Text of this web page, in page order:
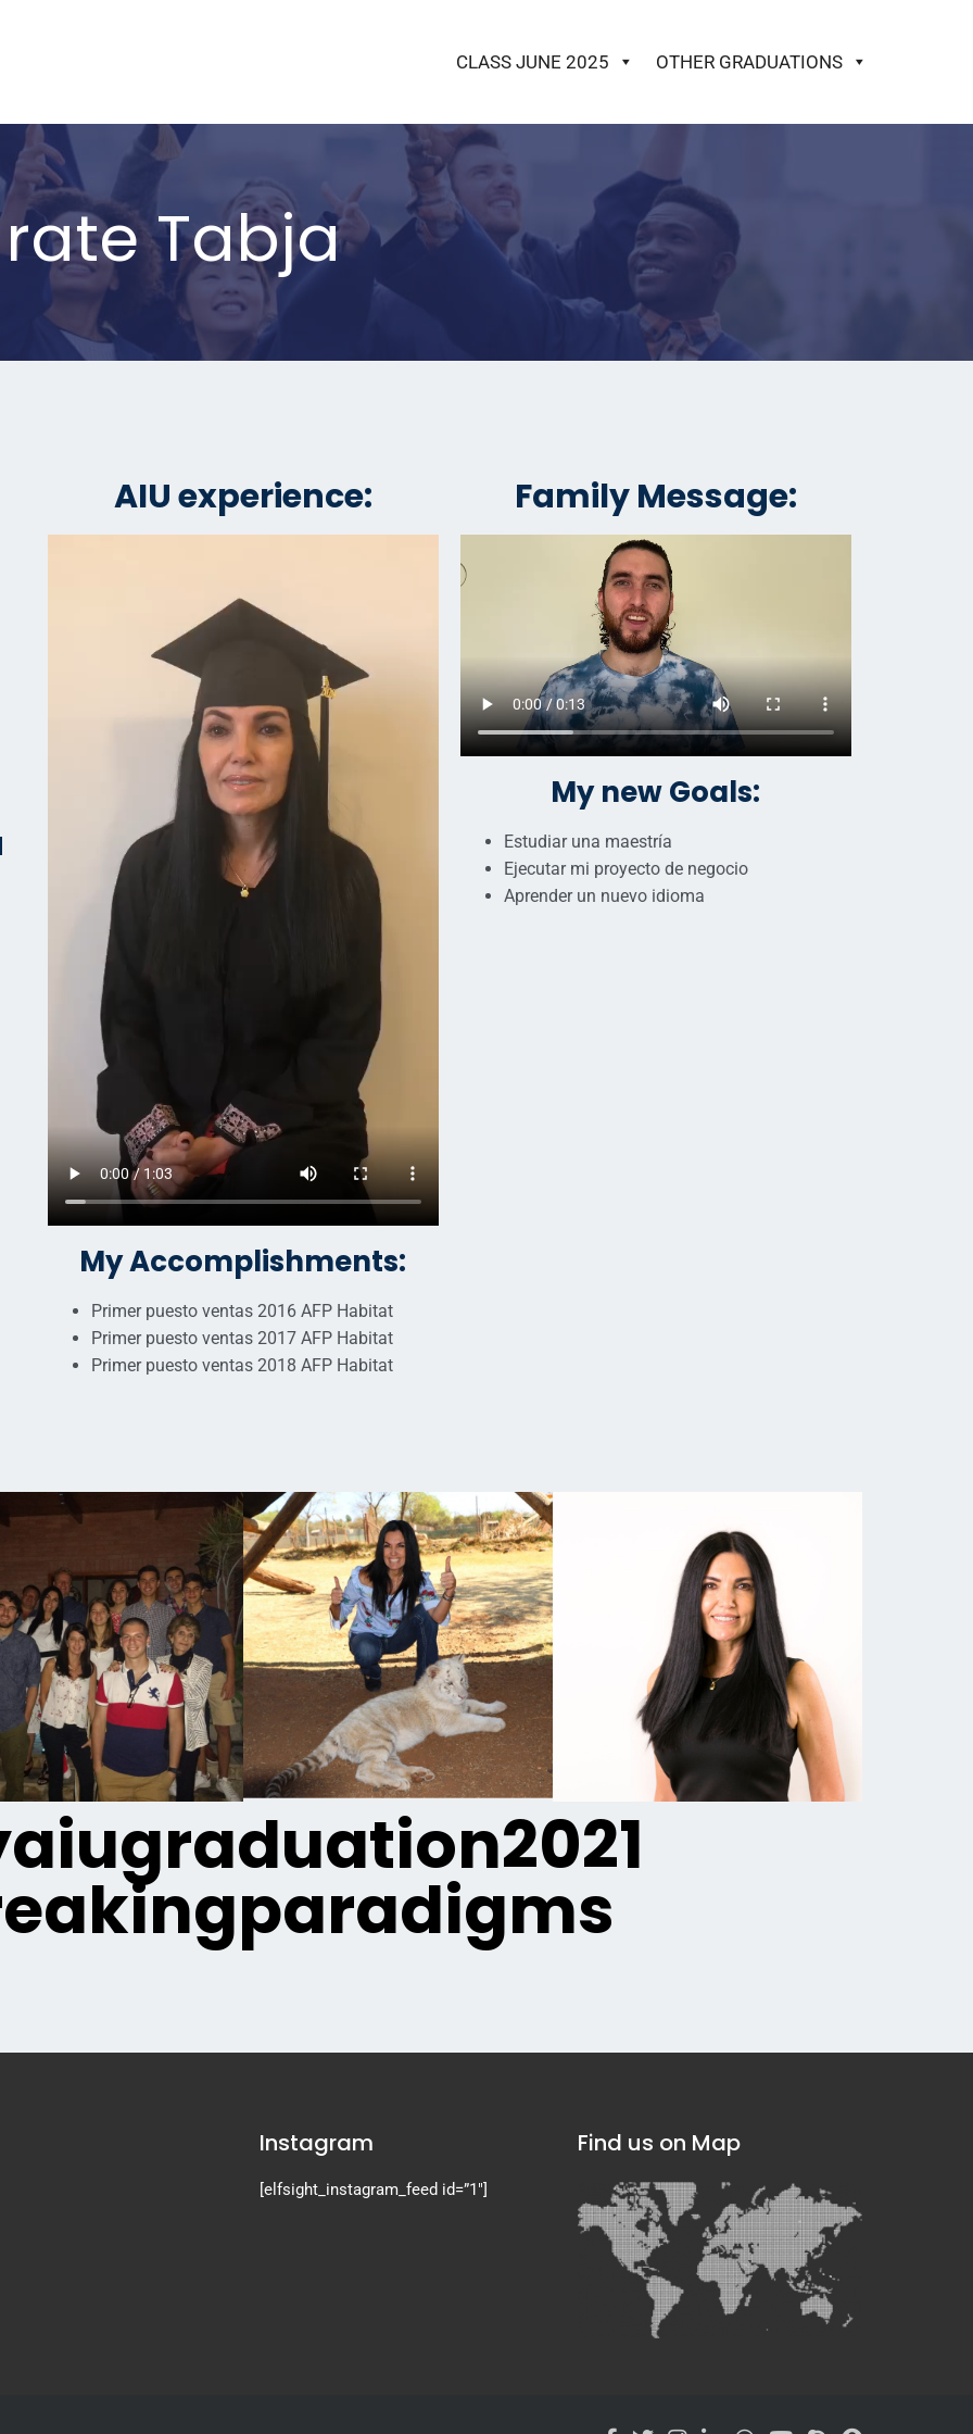
CLASS JUNE 2025 OTHER GRADUATIONS
Tabja
AIU experience:
My Accomplishments:
Primer puesto ventas 2016 AFP Habitat
Primer puesto ventas 2017 AFP Habitat
Primer puesto ventas 2018 AFP Habitat
Family Message:
My new Goals:
Estudiar una maestría
Ejecutar mi proyecto de negocio
Aprender un nuevo idioma
Instagram
[elfsight_instagram_feed id=”1″]
Find us on Map